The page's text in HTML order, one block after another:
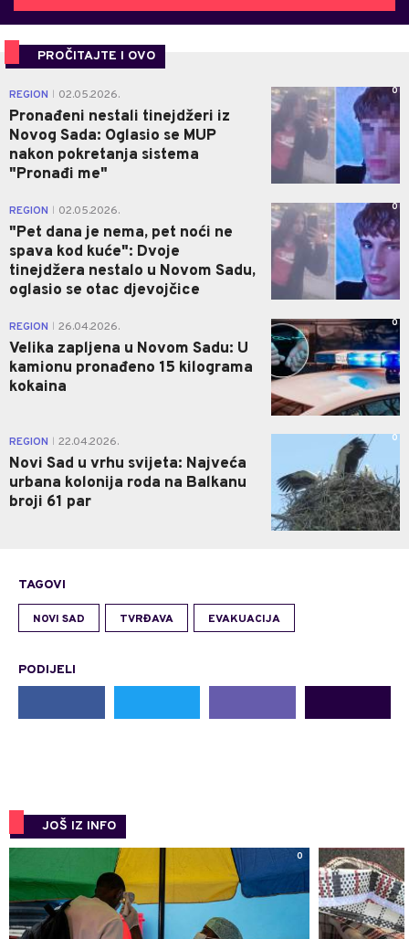
PROČITAJTE I OVO
REGION 02.05.2026.
Pronađeni nestali tinejdžeri iz
Novog Sada: Oglasio se MUP
nakon pokretanja sistema
"Pronađi me"
0
REGION 02.05.2026.
"Pet dana je nema, pet noći ne
spava kod kuće": Dvoje
tinejdžera nestalo u Novom Sadu,
oglasio se otac djevojčice
0
REGION 26.04.2026.
Velika zapljena u Novom Sadu: U
kamionu pronađeno 15 kilograma
kokaina
0
REGION 22.04.2026.
Novi Sad u vrhu svijeta: Najveća
urbana kolonija roda na Balkanu
broji 61 par
0
TAGOVI
NOVI SAD TVRĐAVA EVAKUACIJA
PODIJELI
JOŠ IZ INFO
0